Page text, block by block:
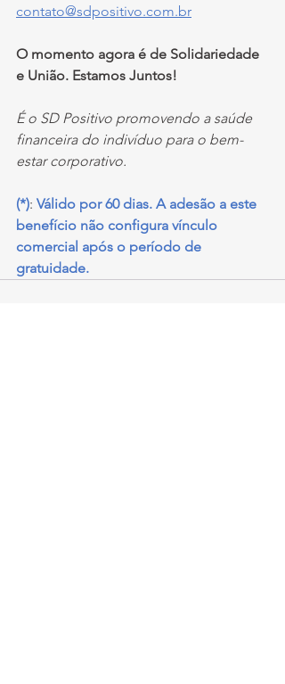
contato@sdpositivo.com.br
O momento agora é de Solidariedade
e União. Estamos Juntos!
É o SD Positivo promovendo a saúde
financeira do indivíduo para o bem-
estar corporativo.
(*): Válido por 60 dias. A adesão a este
benefício não configura vínculo
comercial após o período de
gratuidade.